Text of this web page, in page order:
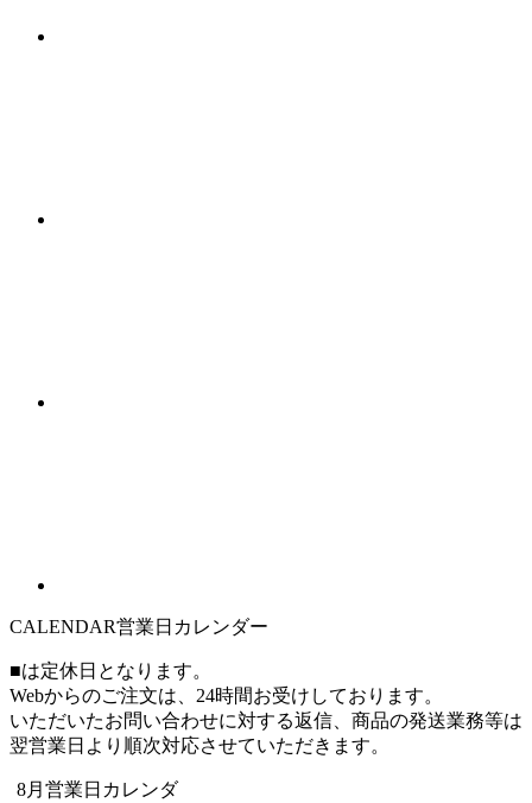
CALENDAR営業日カレンダー
■は定休日となります。
Webからのご注文は、24時間お受けしております。
いただいたお問い合わせに対する返信、商品の発送業務等は
翌営業日より順次対応させていただきます。
8月営業日カレンダ